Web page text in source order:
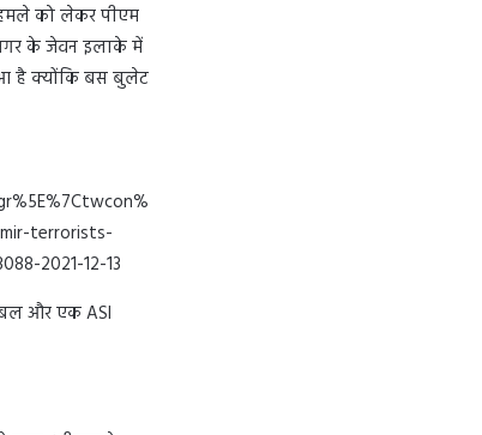
को लेकर पीएम
के जेवन इलाके में
है क्योंकि बस बुलेट
terrorists-
2021-12-13
और एक ASI